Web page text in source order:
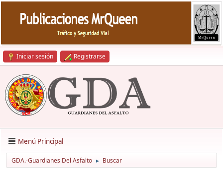
Iniciar sesión Registrarse
Menú Principal
GDA.-Guardianes Del Asfalto ► Buscar